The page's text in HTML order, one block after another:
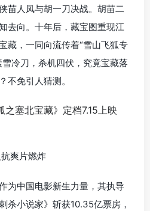
苗人凤与胡一刀决战。胡苗二
去向。十年后，藏宝图重现江
藏，一同向流传着“雪山飞狐专
冷刀，杀机四伏，究竟宝藏落
不免引人猜测。
爽片燃炸
为中国电影新生力量，其执导
杀小说家》斩获10.35亿票房，